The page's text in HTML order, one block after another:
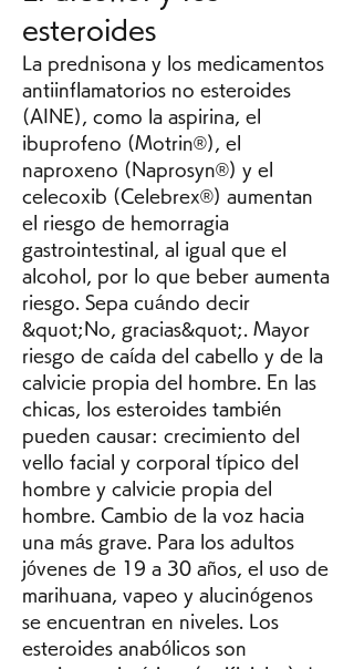
esteroides
La prednisona y los medicamentos
antiinflamatorios no esteroides
(AINE), como la aspirina, el
ibuprofeno (Motrin®), el
naproxeno (Naprosyn®) y el
celecoxib (Celebrex®) aumentan
el riesgo de hemorragia
gastrointestinal, al igual que el
alcohol, por lo que beber aumenta
riesgo. Sepa cuándo decir
&quot;No, gracias&quot;. Mayor
riesgo de caída del cabello y de la
calvicie propia del hombre. En las
chicas, los esteroides también
pueden causar: crecimiento del
vello facial y corporal típico del
hombre y calvicie propia del
hombre. Cambio de la voz hacia
una más grave. Para los adultos
jóvenes de 19 a 30 años, el uso de
marihuana, vapeo y alucinógenos
se encuentran en niveles. Los
esteroides anabólicos son